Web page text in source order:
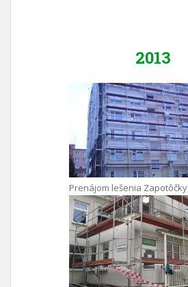
2013
Prenájom lešenia